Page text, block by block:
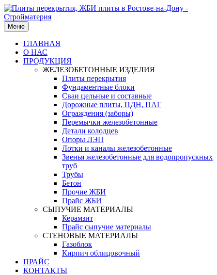
Меню
ГЛАВНАЯ
О НАС
ПРОДУКЦИЯ
ЖЕЛЕЗОБЕТОННЫЕ ИЗДЕЛИЯ
Плиты перекрытия
Фундаментные блоки
Сваи цельные и составные
Дорожные плиты, ПДН, ПАГ
Ограждения (заборы)
Перемычки железобетонные
Детали колодцев
Опоры ЛЭП
Лотки и каналы железобетонные
Звенья железобетонные для водопропускных
труб
Трубы
Бетон
Прочие ЖБИ
Прайс ЖБИ
СЫПУЧИЕ МАТЕРИАЛЫ
Керамзит
Прайс сыпучие материалы
СТЕНОВЫЕ МАТЕРИАЛЫ
Газоблок
Кирпич облицовочный
ПРАЙС
КОНТАКТЫ